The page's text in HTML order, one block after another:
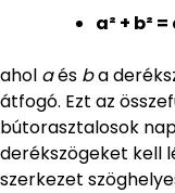
a² + b² =
ahol aés ba
átfogó. Ezt az
bútorasztalosok
derékszögeket kell
szerkezet